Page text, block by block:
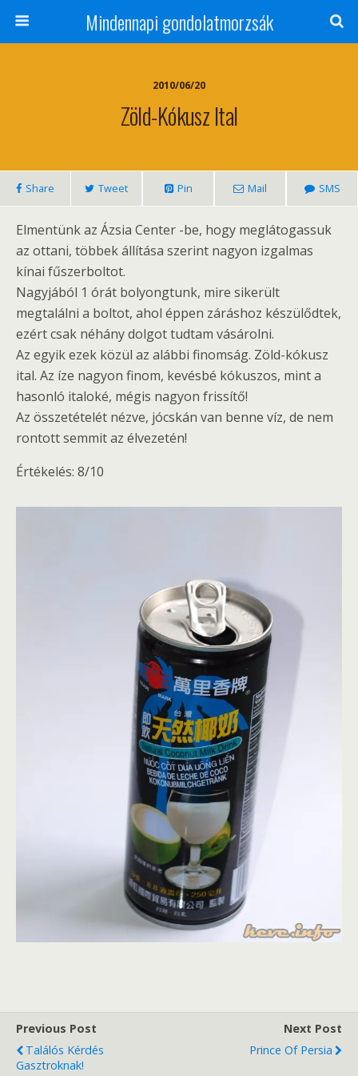
Mindennapi gondolatmorzsák
2010/06/20
Zöld-Kókusz Ital
Share Tweet Pin Mail SMS
Elmentünk az Ázsia Center -be, hogy meglátogassuk
az ottani, többek állítása szerint nagyon izgalmas
kínai fűszerboltot.
Nagyjából 1 órát bolyongtunk, mire sikerült
megtalálni a boltot, ahol éppen záráshoz készülődtek,
ezért csak néhány dolgot tudtam vásárolni.
Az egyik ezek közül az alábbi finomság. Zöld-kókusz
ital. Az íze nagyon finom, kevésbé kókuszos, mint a
hasonló italoké, mégis nagyon frissítő!
Az összetételét nézve, jócskán van benne víz, de nem
rontott semmit az élvezetén!
Értékelés: 8/10
Previous Post
Találós Kérdés
Gasztroknak!
Next Post
Prince Of Persia